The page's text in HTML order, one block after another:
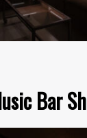
Bar